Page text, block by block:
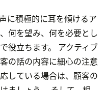
に積極的に耳を傾けるア
何を望み、何を必要とし
役立ちます。 アクティブ
の話の内容に細心の注意
している場合は、顧客の